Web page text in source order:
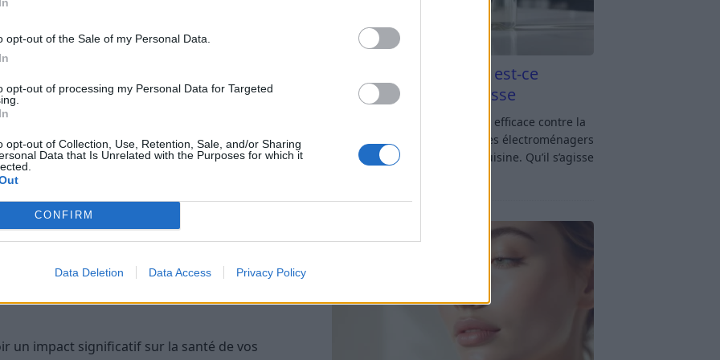
opt-out of the Sale of my Personal Data.
opt-out of processing my Personal Data for Targeted
opt-out of Collection, Use, Retention, Sale, and/or Sharing
Data that Is Unrelated with the Purposes for which it
CONFIRM
Data Deletion Data Access Privacy Policy
de maïzena ou de farine de riz avec de l’argile
Cette préparation aide à absorber l’excès
commerciaux​.
quelques gouttes d’huile essentielle de romarin à
de sébum et à stimuler la croissance
cette huile pour sespropriétés
les problèmes de sébum.
un impact significatif sur la santé de vos
Vinaigre blanc et four est-ce
efficace contre la graisse
Vinaigre blanc et four : est-ce efficace contre la
graisse ? Le four fait partie des électroménagers
les plus sollicités dans une cuisine. Qu’il s’agisse